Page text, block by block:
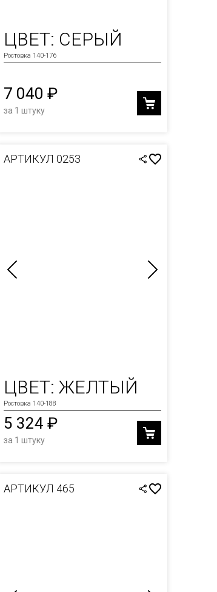
ЦВЕТ: СЕРЫЙ
Ростовка 140-176
7 040 ₽
за 1 штуку
АРТИКУЛ 0253
ЦВЕТ: ЖЕЛТЫЙ
Ростовка 140-188
5 324 ₽
за 1 штуку
АРТИКУЛ 465